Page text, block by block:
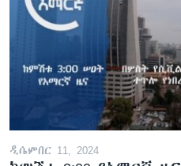
ዲሴምበር 11, 2024